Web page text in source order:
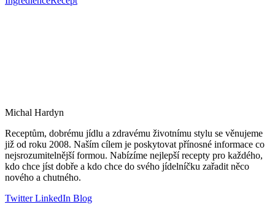
Michal Hardyn
Receptům, dobrému jídlu a zdravému životnímu stylu se věnujeme
již od roku 2008. Naším cílem je poskytovat přínosné informace co
nejsrozumitelnější formou. Nabízíme nejlepší recepty pro každého,
kdo chce jíst dobře a kdo chce do svého jídelníčku zařadit něco
nového a chutného.
TwitterLinkedIn Blog